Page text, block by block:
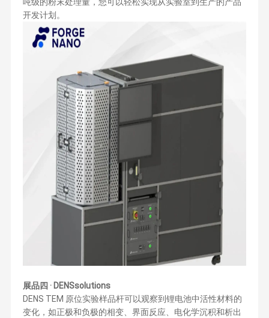
开发计划。
展品四 · DENSsolutions
DENS TEM 原位实验样品杆可以观察到锂电池中活性材料的
变化，如正极和负极的相变、界面反应、电化学沉积和析出